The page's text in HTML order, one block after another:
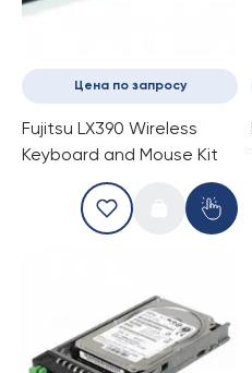
Цена по запросу
Fujitsu LX390 Wireless
Keyboard and Mouse Kit